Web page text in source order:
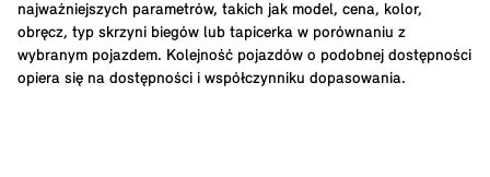
najważniejszych parametrów, takich jak model, cena, kolor,
obręcz, typ skrzyni biegów lub tapicerka w porównaniu z
wybranym pojazdem. Kolejność pojazdów o podobnej dostępności
opiera się na dostępności i współczynniku dopasowania.